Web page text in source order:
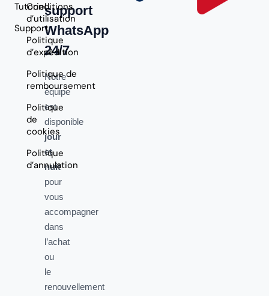
Tutoriel
Support
Conditions
d’utilisation
Politique
d’expédition
Politique de
remboursement
Politique
de
cookies
Politique
d’annulation
support
WhatsApp
24/7
Notre
équipe
est
disponible
jour
et
nuit
pour
vous
accompagner
dans
l’achat
ou
le
renouvellement